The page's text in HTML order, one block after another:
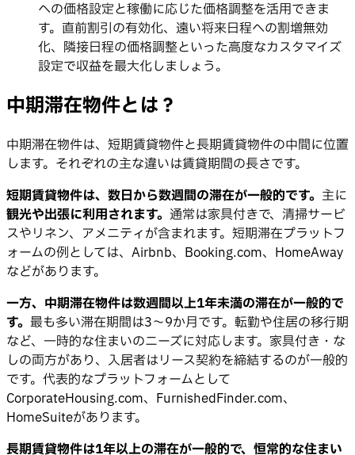
への価格設定と稼働に応じた価格調整を活用できま
す。直前割引の有効化、遠い将来日程への割増無効
化、隣接日程の価格調整といった高度なカスタマイズ
設定で収益を最大化しましょう。
中期滞在物件とは？
中期滞在物件は、短期賃貸物件と長期賃貸物件の中間に位置
します。それぞれの主な違いは賃貸期間の長さです。
短期賃貸物件は、数日から数週間の滞在が一般的です。 主に
観光や出張に利用されます。 通常は家具付きで、清掃サービ
スやリネン、アメニティが含まれます。短期滞在プラットフ
ォームの例としては、Airbnb、Booking.com、HomeAway
などがあります。
一方、中期滞在物件は数週間以上1年未満の滞在が一般的で
す。 最も多い滞在期間は3〜9か月です。転勤や住居の移行期
など、一時的な住まいのニーズに対応します。家具付き・な
しの両方があり、入居者はリース契約を締結するのが一般的
です。代表的なプラットフォームとして
CorporateHousing.com、FurnishedFinder.com、
HomeSuiteがあります。
長期賃貸物件は1年以上の滞在が一般的で、恒常的な住まい